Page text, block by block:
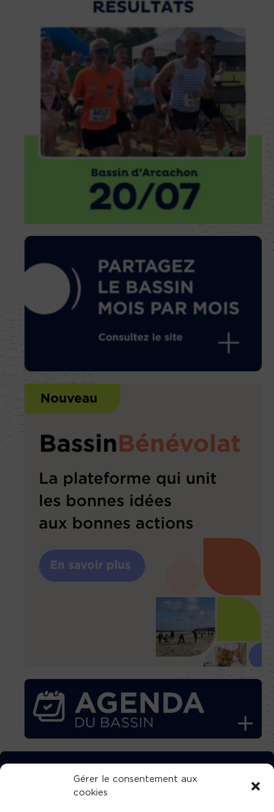
Gérer le consentement aux
cookies
TÉLÉCHARGEZ GRATUITEMENT
L’APPLICATION TVBA !